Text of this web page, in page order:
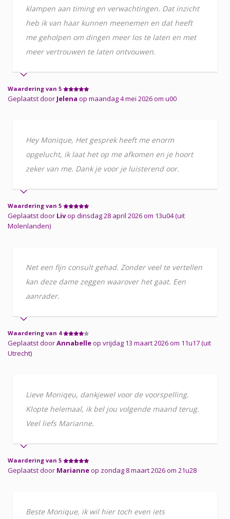
klampen aan timing en verwachtingen. Dat inzicht
heb ik van haar kunnen meenemen en dat heeft
me geholpen om dingen meer los te laten en met
meer vertrouwen te laten ontvouwen.
Waardering van 5
Geplaatst door Jelena op maandag 4 mei 2026 om u00
Hey Monique, Het gesprek heeft me enorm
opgelucht, ik laat het op me afkomen en je hoort
zeker van me. Dank je voor je luisterend oor.
Waardering van 5
Geplaatst door Livop dinsdag 28 april 2026 om 13u04 (uit
Molenlanden)
Net een fijn consult gehad. Zonder veel te vertellen
kan deze dame zeggen waarover het gaat. Een
aanrader.
Waardering van 4
Geplaatst doorAnnabelleop vrijdag 13 maart 2026 om 11u17 (uit
Utrecht)
Lieve Moniqeu, dankjewel voor de voorspelling.
Klopte helemaal, ik bel jou volgende maand terug.
Veel liefs Marianne.
Waardering van 5
Geplaatst door Marianneop zondag 8 maart 2026 om 21u28
Beste Monique, ik wil hier toch even iets